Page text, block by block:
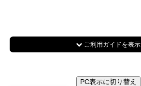
ご利用ガイドを表示
PC表示に切り替え